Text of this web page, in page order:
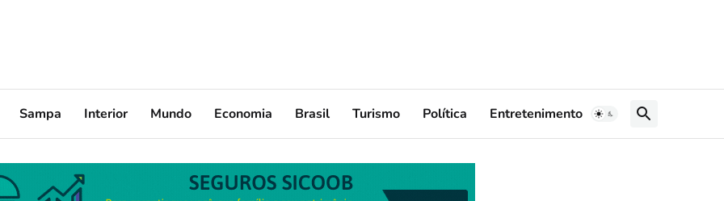
Sampa Interior Mundo Economia Brasil Turismo Política Entretenimento